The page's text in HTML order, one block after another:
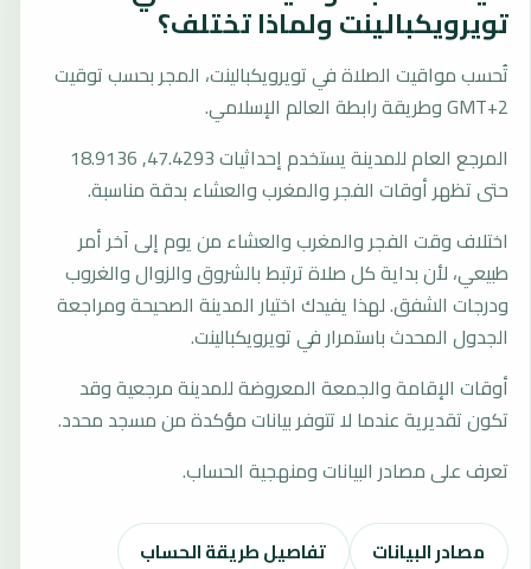
تويرويكبالينت ولماذا تختلف؟
تُحسب مواقيت الصلاة في تويرويكبالينت، المجر بحسب توقيت
GMT+2 وطريقة رابطة العالم الإسلامي.
المرجع العام للمدينة يستخدم إحداثيات 47.4293, 18.9136
حتى تظهر أوقات الفجر والمغرب والعشاء بدقة مناسبة.
اختلاف وقت الفجر والمغرب والعشاء من يوم إلى آخر أمر
طبيعي، لأن بداية كل صلاة ترتبط بالشروق والزوال والغروب
ودرجات الشفق. لهذا يفيدك اختيار المدينة الصحيحة ومراجعة
الجدول المحدث باستمرار في تويرويكبالينت.
أوقات الإقامة والجمعة المعروضة للمدينة مرجعية وقد
تكون تقديرية عندما لا تتوفر بيانات مؤكدة من مسجد محدد.
تعرف على مصادر البيانات ومنهجية الحساب.
مصادر البيانات تفاصيل طريقة الحساب